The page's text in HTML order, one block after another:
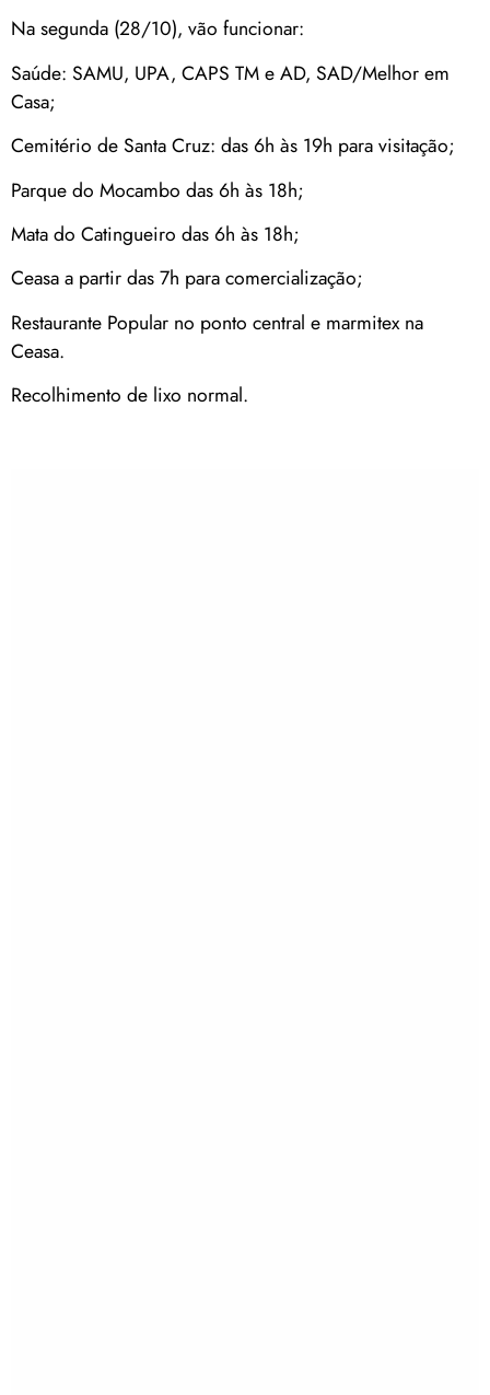
Na segunda (28/10), vão funcionar:
Saúde: SAMU, UPA, CAPS TM e AD, SAD/Melhor em
Casa;
Cemitério de Santa Cruz: das 6h às 19h para visitação;
Parque do Mocambo das 6h às 18h;
Mata do Catingueiro das 6h às 18h;
Ceasa a partir das 7h para comercialização;
Restaurante Popular no ponto central e marmitex na
Ceasa.
Recolhimento de lixo normal.